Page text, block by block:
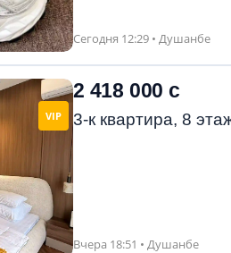
Сегодня 12:29 • Душанбе
VIP
2 418 000 с
3-к квартира, 8
Вчера 18:51 • Душанбе